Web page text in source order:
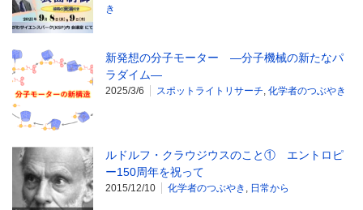
き
新発想の分子モーター ―分子機械の新たなパ
ラダイム―
2025/3/6 スポットライトリサーチ 化学者のつぶやき
ルドルフ・クラウジウスのこと① エントロピ
ー150周年を祝って
2015/12/10 化学者のつぶやき 日常から